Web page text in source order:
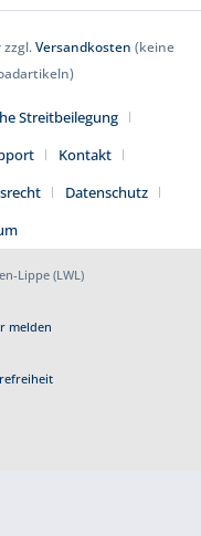
Versandkosten (keine
Streitbeilegung
Kontakt
Datenschutz
Lippe (LWL)
melden